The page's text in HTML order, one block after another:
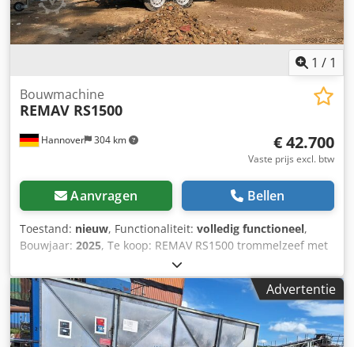
kg Heeft u vragen of wenst u meer informatie? Schrijf ons
gerust een bericht of bel ons. Dodpfxjynbggo Acyjkr Wij
sturen u graag video's en extra foto's toe.
1 / 1
Hannover 304 km
Bouwmachine
REMAV RS1500
€ 42.700
Vaste prijs excl. btw
Aanvragen Bellen
Toestand: nieuw, Functionaliteit: volledig functioneel,
Bouwjaar: 2025, Te koop: REMAV RS1500 trommelzeef met
weinig bedrijfsuren – zo goed als nieuw Dksdpfszd D Uqsx
Acyer
Advertentie